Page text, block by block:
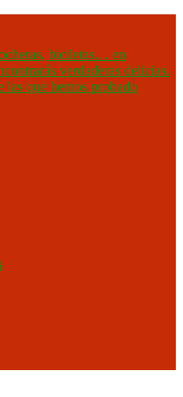
biciletas… en
verdaderas delicias.
las que hemos probado